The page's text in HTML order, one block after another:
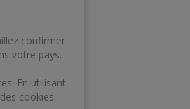
confirmer
votre pays.
En utilisant
cookies.